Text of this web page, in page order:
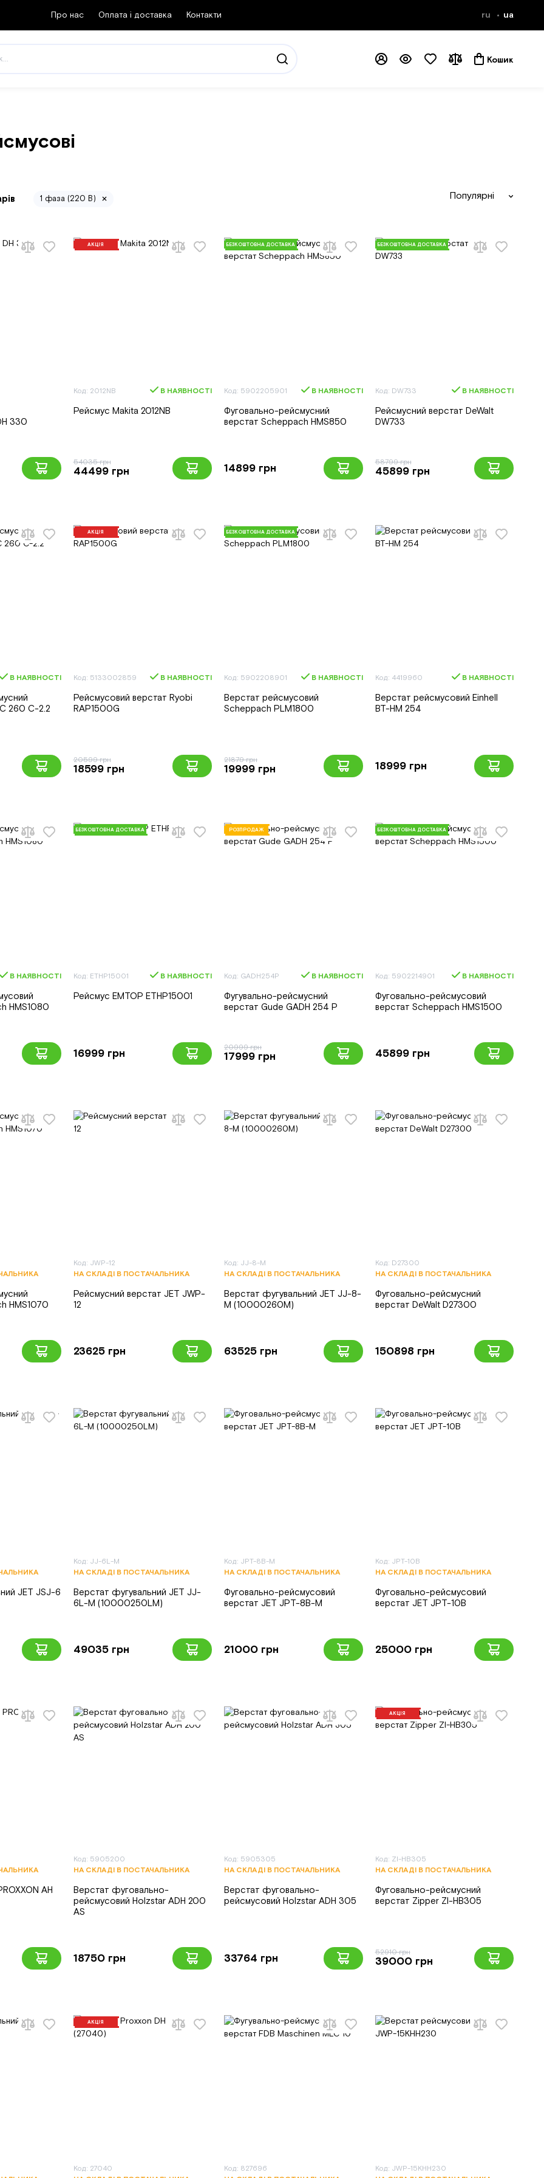
Про нас Оплата і доставка Контакти ru ua
Кошик
1 фаза (220 В) Популярні
330
АКЦІЯ
Код: 2012NB В НАЯВНОСТІ
Рейсмус Makita 2012NB
54035 грн
44499 грн
БЕЗКОШТОВНА ДОСТАВКА
Код: 5902205901 В НАЯВНОСТІ
Фуговально-рейсмусний
верстат Scheppach HMS850
14899 грн
БЕЗКОШТОВНА ДОСТАВКА
Код: DW733 В НАЯВНОСТІ
Рейсмусний верстат DeWalt
DW733
58799 грн
45899 грн
В НАЯВНОСТІ
260 C-2.2
АКЦІЯ
Код: 5133002859 В НАЯВНОСТІ
Рейсмусовий верстат Ryobi
RAP1500G
20599 грн
18599 грн
БЕЗКОШТОВНА ДОСТАВКА
Код: 5902208901 В НАЯВНОСТІ
Верстат рейсмусовий
Scheppach PLM1800
21879 грн
19999 грн
Код: 4419960 В НАЯВНОСТІ
Верстат рейсмусовий Einhell
BT-HM 254
18999 грн
В НАЯВНОСТІ
HMS1080
БЕЗКОШТОВНА ДОСТАВКА
Код: ETHP15001 В НАЯВНОСТІ
Рейсмус EMTOP ETHP15001
16999 грн
РОЗПРОДАЖ
Код: GADH254P В НАЯВНОСТІ
Фугувально-рейсмусний
верстат Gude GADH 254 P
20999 грн
17999 грн
БЕЗКОШТОВНА ДОСТАВКА
Код: 5902214901 В НАЯВНОСТІ
Фуговально-рейсмусовий
верстат Scheppach HMS1500
45899 грн
HMS1070
Код: JWP-12
НА СКЛАДІ В ПОСТАЧАЛЬНИКА
Рейсмусний верстат JET JWP-
12
23625 грн
Код: JJ-8-M
НА СКЛАДІ В ПОСТАЧАЛЬНИКА
Верстат фугувальний JET JJ-8-
M (10000260M)
63525 грн
Код: D27300
НА СКЛАДІ В ПОСТАЧАЛЬНИКА
Фуговально-рейсмусний
верстат DeWalt D27300
150898 грн
JET JSJ-6
Код: JJ-6L-M
НА СКЛАДІ В ПОСТАЧАЛЬНИКА
Верстат фугувальний JET JJ-
6L-M (10000250LM)
49035 грн
Код: JPT-8B-M
НА СКЛАДІ В ПОСТАЧАЛЬНИКА
Фуговально-рейсмусовий
верстат JET JPT-8B-M
21000 грн
Код: JPT-10B
НА СКЛАДІ В ПОСТАЧАЛЬНИКА
Фуговально-рейсмусовий
верстат JET JPT-10B
25000 грн
АН
Код: 5905200
НА СКЛАДІ В ПОСТАЧАЛЬНИКА
Верстат фуговально-
рейсмусовий Holzstar ADH 200
AS
18750 грн
Код: 5905305
НА СКЛАДІ В ПОСТАЧАЛЬНИКА
Верстат фуговально-
рейсмусовий Holzstar ADH 305
33764 грн
АКЦІЯ
Код: ZI-HB305
НА СКЛАДІ В ПОСТАЧАЛЬНИКА
Фуговально-рейсмусний
верстат Zipper ZI-HB305
52910 грн
39000 грн
АКЦІЯ
Код: 27040
Код: 827696
Код: JWP-15KHH230